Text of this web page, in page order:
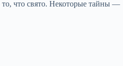
то, что свято. Некоторые тайны —